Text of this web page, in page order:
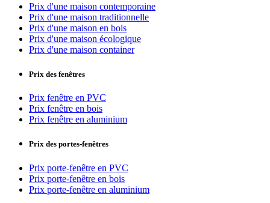
Prix d'une maison contemporaine
Prix d'une maison traditionnelle
Prix d'une maison en bois
Prix d'une maison écologique
Prix d'une maison container
Prix des fenêtres
Prix fenêtre en PVC
Prix fenêtre en bois
Prix fenêtre en aluminium
Prix des portes-fenêtres
Prix porte-fenêtre en PVC
Prix porte-fenêtre en bois
Prix porte-fenêtre en aluminium